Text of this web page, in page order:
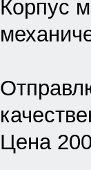
Корпус
Цена